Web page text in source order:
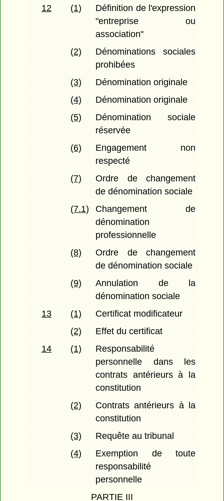
12
(1)
Définition de l'expression
"entreprise ou
association"
(2)
Dénominations sociales
prohibées
(3)
Dénomination originale
(4)
Dénomination originale
(5)
Dénomination sociale
réservée
(6)
Engagement non
respecté
(7)
Ordre de changement
de dénomination sociale
(7.1)
Changement de
dénomination
professionnelle
(8)
Ordre de changement
de dénomination sociale
(9)
Annulation de la
dénomination sociale
13
(1)
Certificat modificateur
(2)
Effet du certificat
14
(1)
Responsabilité
personnelle dans les
contrats antérieurs à la
constitution
(2)
Contrats antérieurs à la
constitution
(3)
Requête au tribunal
(4)
Exemption de toute
responsabilité
personnelle
PARTIE III